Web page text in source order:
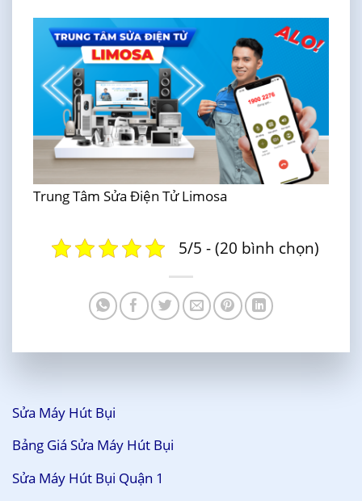
Trung Tâm Sửa Điện Tử Limosa
5/5 - (20 bình chọn)
Sửa Máy Hút Bụi
Bảng Giá Sửa Máy Hút Bụi
Sửa Máy Hút Bụi Quận 1